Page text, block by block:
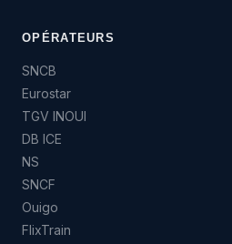
OPÉRATEURS
SNCB
Eurostar
TGV INOUI
DB ICE
NS
SNCF
Ouigo
FlixTrain